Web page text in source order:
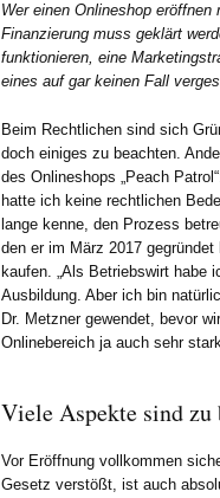
Wer einen Onlineshop
Finanzierung muss geklärt
funktionieren, eine
eines auf gar keinen Fall
Beim Rechtlichen sind sich
doch einiges zu beachten.
des Onlineshops „Peach
hatte ich keine rechtlichen
lange kenne, den Prozess
den er im März 2017
kaufen. „Als Betriebswirt habe
Ausbildung. Aber ich bin
Dr. Metzner gewendet, bevor
Onlinebereich ja auch sehr
Viele Aspekte sind zu
Vor Eröffnung vollkommen
Gesetz verstößt, ist auch